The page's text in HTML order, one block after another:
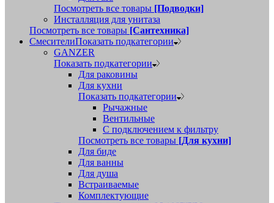
Посмотреть все товары [Подводки]
Инсталляция для унитаза
Посмотреть все товары [Сантехника]
СмесителиПоказать подкатегории
GANZER
Показать подкатегории
Для раковины
Для кухни
Показать подкатегории
Рычажные
Вентильные
С подключением к фильтру
Посмотреть все товары [Для кухни]
Для биде
Для ванны
Для душа
Встраиваемые
Комплектующие